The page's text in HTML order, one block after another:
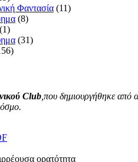
Φαντασία (11)
(8)
(1)
(31)
Club,που δημιουργήθηκε από
ορατότητα